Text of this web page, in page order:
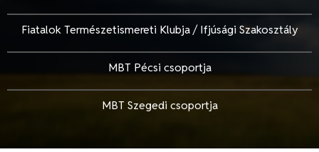
Fiatalok Természetismereti Klubja / Ifjúsági Szakosztály
MBT Pécsi csoportja
MBT Szegedi csoportja